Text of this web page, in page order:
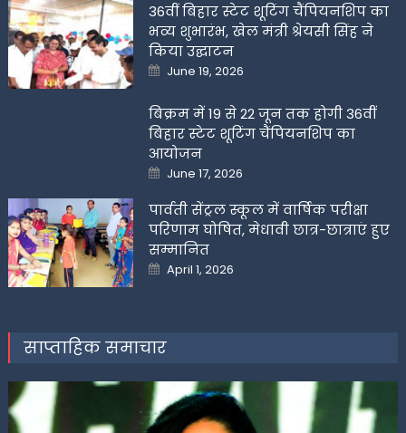
36वीं बिहार स्टेट शूटिंग चैंपियनशिप का
भव्य शुभारंभ, खेल मंत्री श्रेयसी सिंह ने
किया उद्घाटन
Posted
on
June 19, 2026
बिक्रम में 19 से 22 जून तक होगी 36वीं
बिहार स्टेट शूटिंग चैंपियनशिप का
आयोजन
Posted
on
June 17, 2026
पार्वती सेंट्रल स्कूल में वार्षिक परीक्षा
परिणाम घोषित, मेधावी छात्र-छात्राएं हुए
सम्मानित
Posted
on
April 1, 2026
साप्ताहिक समाचार